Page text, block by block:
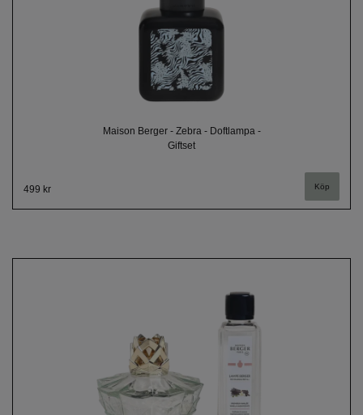
Maison Berger - Zebra - Doftlampa -
Giftset
499 kr